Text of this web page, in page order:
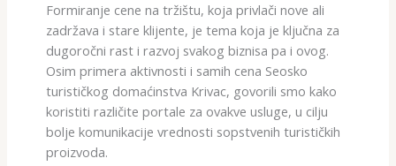
Formiranje cene na tržištu, koja privlači nove ali
zadržava i stare klijente, je tema koja je ključna za
dugoročni rast i razvoj svakog biznisa pa i ovog.
Osim primera aktivnosti i samih cena Seosko
turističkog domaćinstva Krivac, govorili smo kako
koristiti različite portale za ovakve usluge, u cilju
bolje komunikacije vrednosti sopstvenih turističkih
proizvoda.